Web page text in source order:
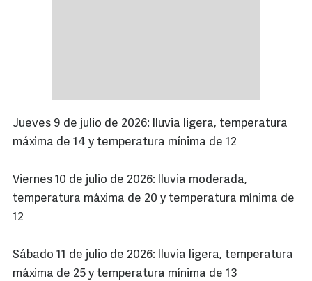
Jueves 9 de julio de 2026: lluvia ligera, temperatura
máxima de 14 y temperatura mínima de 12
Viernes 10 de julio de 2026: lluvia moderada,
temperatura máxima de 20 y temperatura mínima de
12
Sábado 11 de julio de 2026: lluvia ligera, temperatura
máxima de 25 y temperatura mínima de 13